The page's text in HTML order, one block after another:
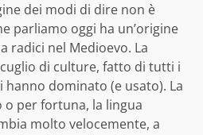
dei modi di dire non è
parliamo oggi ha un’origine
radici nel Medioevo. La
di culture, fatto di tutti i
hanno dominato (e usato). La
per fortuna, la lingua
molto velocemente, a